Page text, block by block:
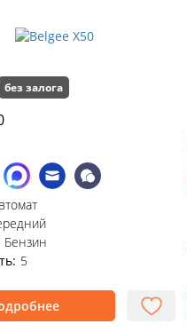
без залога
Бензин
5